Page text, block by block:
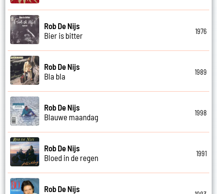
Rob De Nijs
Bier is bitter
1976
Rob De Nijs
Bla bla
1989
Rob De Nijs
Blauwe maandag
1998
Rob De Nijs
Bloed in de regen
1991
Rob De Nijs